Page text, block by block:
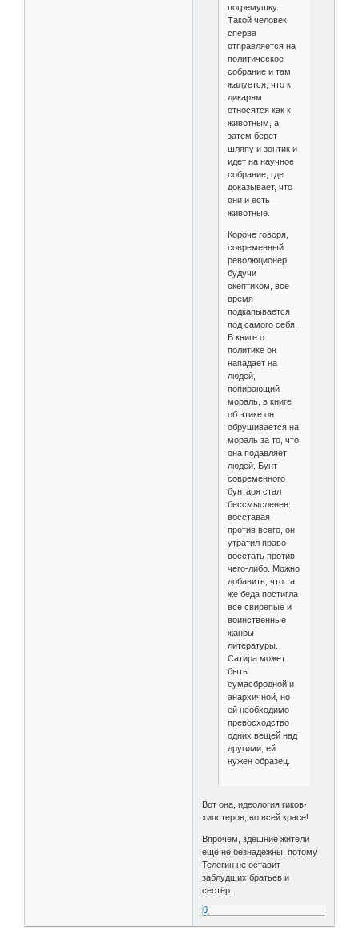
погремушку.
Такой человек
сперва
отправляется на
политическое
собрание и там
жалуется, что к
дикарям
относятся как к
животным, а
затем берет
шляпу и зонтик и
идет на научное
собрание, где
доказывает, что
они и есть
животные.
Короче говоря,
современный
революционер,
будучи
скептиком, все
время
подкапывается
под самого себя.
В книге о
политике он
нападает на
людей,
попирающий
мораль, в книге
об этике он
обрушивается на
мораль за то, что
она подавляет
людей. Бунт
современного
бунтаря стал
бессмысленен:
восставая
против всего, он
утратил право
восстать против
чего-либо. Можно
добавить, что та
же беда постигла
все свирепые и
воинственные
жанры
литературы.
Сатира может
быть
сумасбродной и
анархичной, но
ей необходимо
превосходство
одних вещей над
другими, ей
нужен образец.
Вот она, идеология гиков-
хипстеров, во всей красе!
Впрочем, здешние жители
ещё не безнадёжны, потому
Телегин не оставит
заблудших братьев и
сестёр...
0